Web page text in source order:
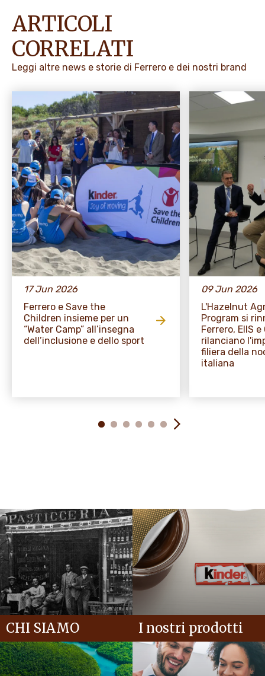
ARTICOLI
CORRELATI
Leggi altre news e storie di Ferrero e dei nostri brand
17 Jun 2026
Ferrero e Save the
Children insieme per un
“Water Camp” all’insegna
dell’inclusione e dello sport
09 Jun 2026
L'Hazelnut
Program si
Ferrero, EIIS e
rilanciano
filiera della
italiana
CHI SIAMO I nostri prodotti